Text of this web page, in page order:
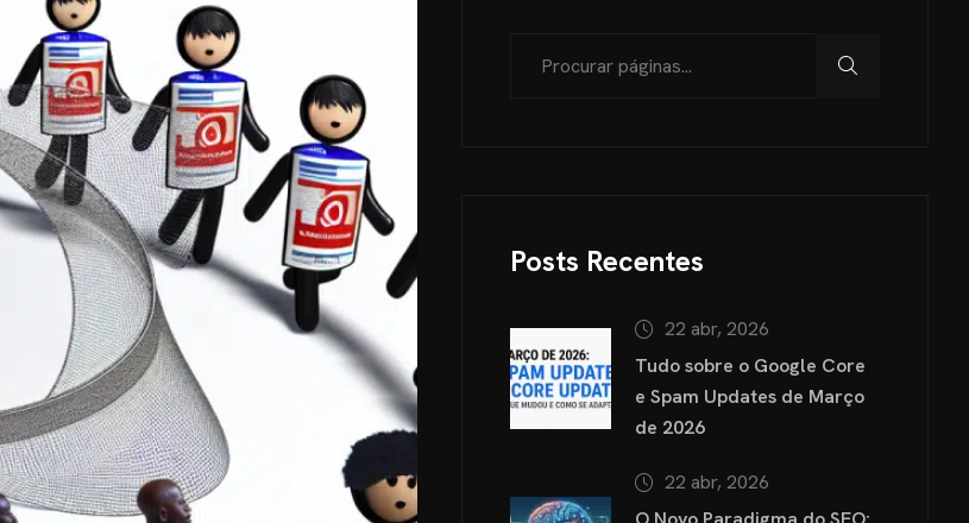
Posts Recentes
22 abr, 2026
Tudo sobre o Google Core
e Spam Updates de Março
de 2026
22 abr, 2026